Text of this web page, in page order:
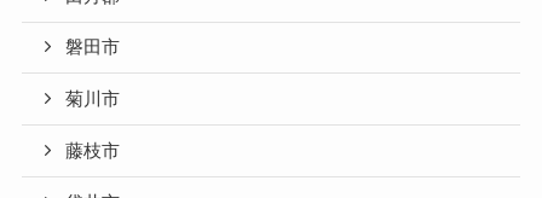
磐田市
菊川市
藤枝市